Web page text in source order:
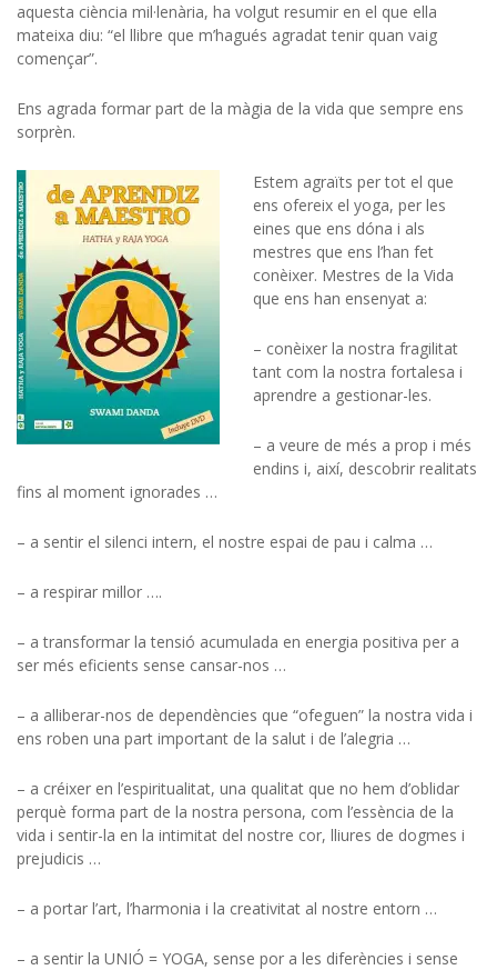
aquesta ciència mil·lenària, ha volgut resumir en el que ella
mateixa diu: “el llibre que m’hagués agradat tenir quan vaig
començar”.
Ens agrada formar part de la màgia de la vida que sempre ens
sorprèn.
Estem agraïts per tot el que
ens ofereix el yoga, per les
eines que ens dóna i als
mestres que ens l’han fet
conèixer. Mestres de la Vida
que ens han ensenyat a:
– conèixer la nostra fragilitat
tant com la nostra fortalesa i
aprendre a gestionar-les.
– a veure de més a prop i més
endins i, així, descobrir realitats
fins al moment ignorades …
– a sentir el silenci intern, el nostre espai de pau i calma …
– a respirar millor ….
– a transformar la tensió acumulada en energia positiva per a
ser més eficients sense cansar-nos …
– a alliberar-nos de dependències que “ofeguen” la nostra vida i
ens roben una part important de la salut i de l’alegria …
– a créixer en l’espiritualitat, una qualitat que no hem d’oblidar
perquè forma part de la nostra persona, com l’essència de la
vida i sentir-la en la intimitat del nostre cor, lliures de dogmes i
prejudicis …
– a portar l’art, l’harmonia i la creativitat al nostre entorn …
– a sentir la UNIÓ = YOGA, sense por a les diferències i sense